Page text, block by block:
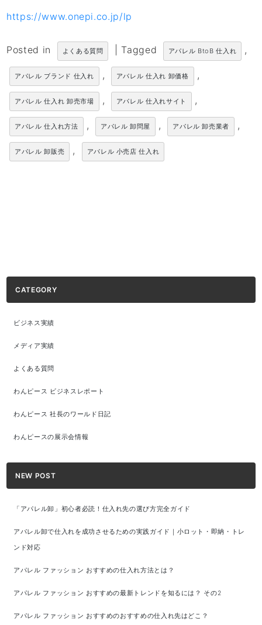
https://www.onepi.co.jp/lp
Posted in よくある質問 Tagged アパレル BtoB 仕入れ ,
アパレル ブランド 仕入れ , アパレル 仕入れ 卸価格 ,
アパレル 仕入れ 卸売市場 , アパレル 仕入れサイト ,
アパレル 仕入れ方法 , アパレル 卸問屋 , アパレル 卸売業者 ,
アパレル 卸販売 , アパレル 小売店 仕入れ
CATEGORY
ビジネス実績
メディア実績
よくある質問
わんピース ビジネスレポート
わんピース 社長のワールド日記
わんピースの展示会情報
NEW POST
「アパレル卸」初心者必読！仕入れ先の選び方完全ガイド
アパレル卸で仕入れを成功させるための実践ガイド｜小ロット・即納・トレ
ンド対応
アパレル ファッション おすすめの仕入れ方法とは？
アパレル ファッション おすすめの最新トレンドを知るには？ その2
アパレル ファッション おすすめのおすすめの仕入れ先はどこ？